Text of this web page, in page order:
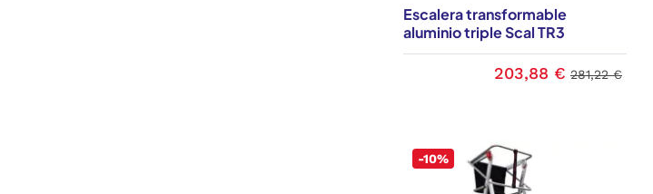
Escalera transformable
aluminio triple Scal TR3
203,88 € 281,22 €
-10%